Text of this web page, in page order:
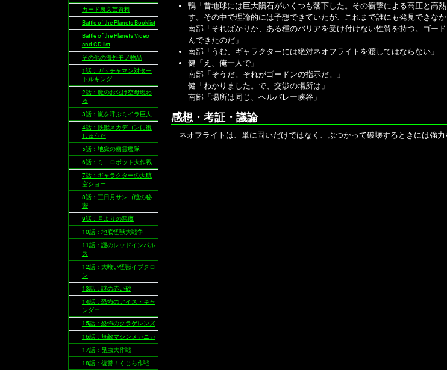
鴨「昔地球には巨大隕石がいくつも落下した。その衝撃による高圧と高
す。その中で理論的には予想できていたが、これまで誰にも発見できな
南部「そればかりか、ある種のバリアを受け付けない性質を持つ。ゴー
んできたのだ」
南部「うむ、ギャラクターには絶対ネオフライトを渡してはならない」
健「え、俺一人で」
南部「そうだ。それがゴードンの指示だ。」
健「わかりました。で、交渉の場所は」
南部「場所は同じ、ヘルバレー峡谷」
感想・考証・議論
ネオフライトは、単に固いだけではなく、ぶつかって破壊するときには強力
カード裏文芸資料
Battle of the Planets Booklist
Battle of the Planets Video
and CD list
その他の海外モノ物品
1話：ガッチャマン対ター
トルキング
2話：魔のお化け空母現わ
る
3話：嵐を呼ぶミイラ巨人
4話：鉄獣メカデゴンに復
しゅうだ
5話：地獄の幽霊艦隊
6話：ミニロボット大作戦
7話：ギャラクターの大航
空ショー
8話：三日月サンゴ礁の秘
密
9話：月よりの悪魔
10話：地底怪獣大戦争
11話：謎のレッドインパル
ス
12話：大喰い怪獣イブクロ
ン
13話：謎の赤い砂
14話：恐怖のアイス・キャ
ンダー
15話：恐怖のクラゲレンズ
16話：無敵マシンメカニカ
17話：昆虫大作戦
18話：復讐！くじら作戦